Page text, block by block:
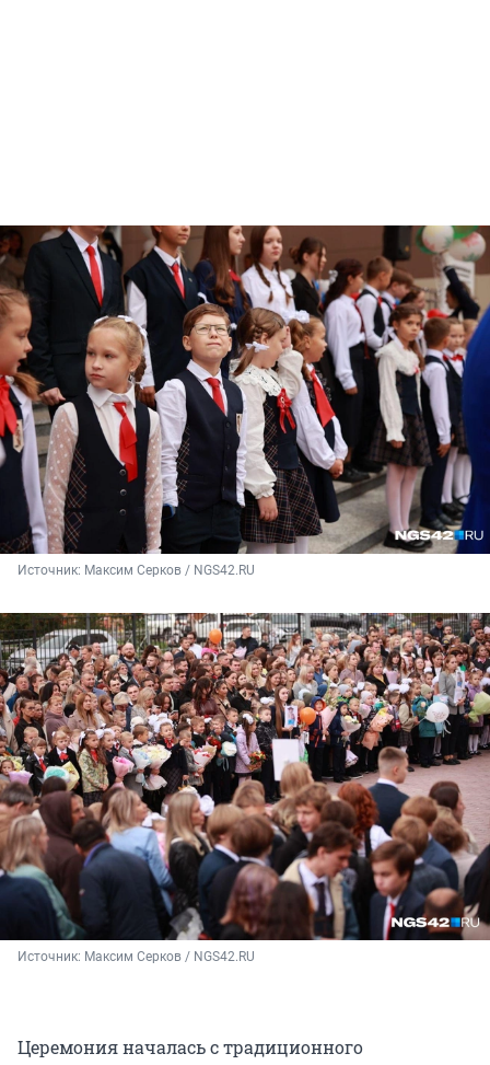
Источник: Максим Серков / NGS42.RU
Источник: Максим Серков / NGS42.RU
Церемония началась с традиционного